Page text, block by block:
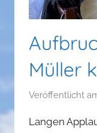
Müller
Veröffentlicht
Langen